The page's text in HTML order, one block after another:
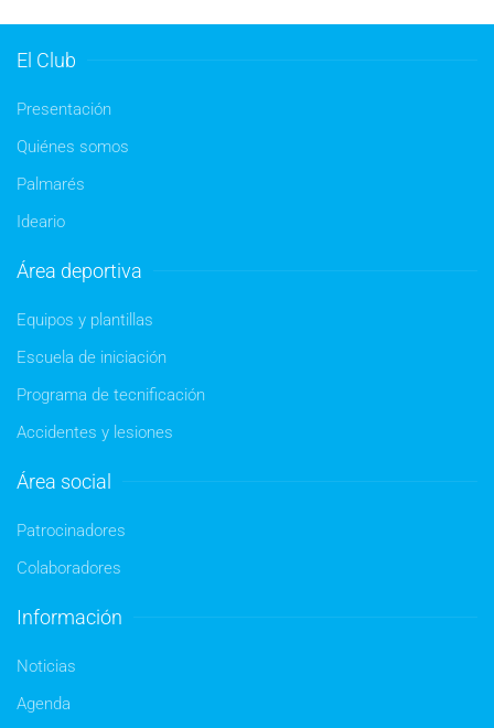
El Club
Presentación
Quiénes somos
Palmarés
Ideario
Área deportiva
Equipos y plantillas
Escuela de iniciación
Programa de tecnificación
Accidentes y lesiones
Área social
Patrocinadores
Colaboradores
Información
Noticias
Agenda